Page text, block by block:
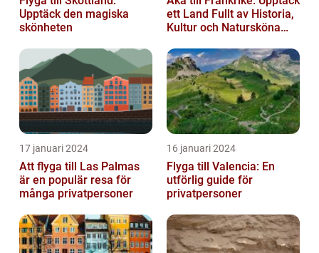
Upptäck den magiska
skönheten
ett Land Fullt av Historia,
Kultur och Natursköna
17 januari 2024
Att flyga till Las Palmas
är en populär resa för
många privatpersoner
16 januari 2024
Flyga till Valencia: En
utförlig guide för
privatpersoner